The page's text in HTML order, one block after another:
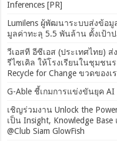
Inferences [PR]
Lumilens ผู้พัฒนาระบบส่งข้อ
มูลค่าทะลุ 5.5 พันล้าน ตั้งเป้า
วีเอสที อีซีเอส (ประเทศไทย)
รีไซเคิล ให้โรงเรียนในชุมชนร
Recycle for Change ขวดของ
G-Able ชี้เกมการแข่งขันยุค AI
เชิญร่วมงาน Unlock the
เป็น Insight, Knowledge
@Club Siam GlowFish